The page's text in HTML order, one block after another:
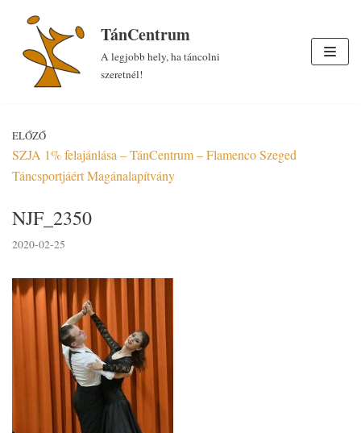
Skip
content
TánCentrum
A legjobb hely, ha táncolni
szeretnél!
ELŐZŐ
SZJA 1% felajánlása – TánCentrum – Flamenco Szeged
Táncsportjáért Magánalapítvány
NJF_2350
2020-02-25